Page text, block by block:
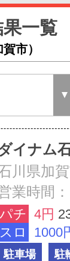
一覧
市）
イナム
川県加
業時間
パチ 4円
スロ
1000
駐車場 駐